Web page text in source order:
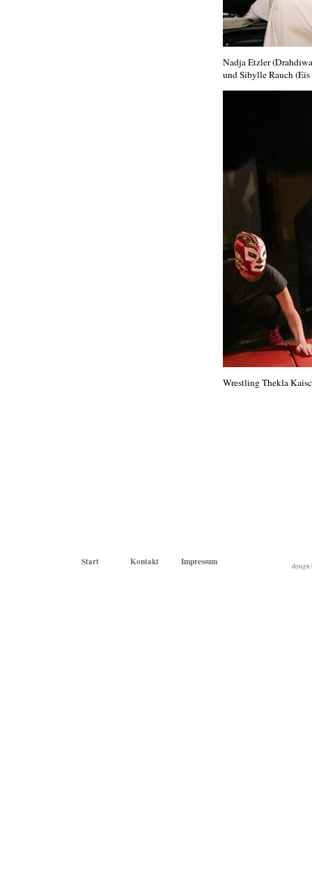
Nadja Etzler
und Sibylle Rauch (Eis
Wrestling Thekla
Start Kontakt Impressum design